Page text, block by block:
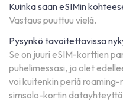
Kuinka saan eSIMin
Vastaus puuttuu vielä.
Pysynkö tavoitettavissa
Se on juuri eSIM-korttien
puhelimessasi, ja olet
voi kuitenkin periä
simsolo-kortin